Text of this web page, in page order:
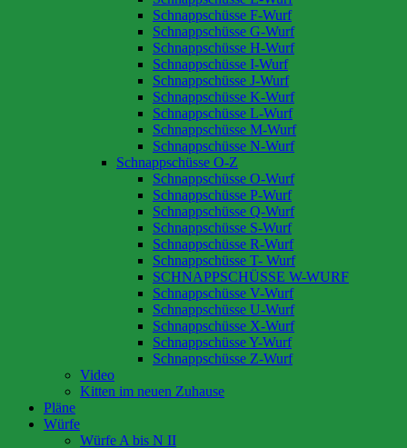
Schnappschüsse F-Wurf
Schnappschüsse G-Wurf
Schnappschüsse H-Wurf
Schnappschüsse I-Wurf
Schnappschüsse J-Wurf
Schnappschüsse K-Wurf
Schnappschüsse L-Wurf
Schnappschüsse M-Wurf
Schnappschüsse N-Wurf
Schnappschüsse O-Z
Schnappschüsse O-Wurf
Schnappschüsse P-Wurf
Schnappschüsse Q-Wurf
Schnappschüsse S-Wurf
Schnappschüsse R-Wurf
Schnappschüsse T- Wurf
SCHNAPPSCHÜSSE W-WURF
Schnappschüsse V-Wurf
Schnappschüsse U-Wurf
Schnappschüsse X-Wurf
Schnappschüsse Y-Wurf
Schnappschüsse Z-Wurf
Video
Kitten im neuen Zuhause
Pläne
Würfe
Würfe A bis N II